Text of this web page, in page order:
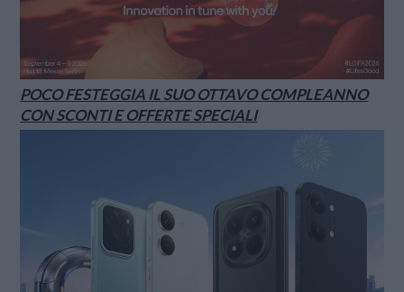
POCO FESTEGGIA IL SUO OTTAVO COMPLEANNO
CON SCONTI E OFFERTE SPECIALI